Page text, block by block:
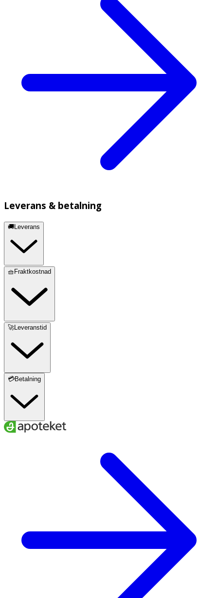
Leverans & betalning
🚚Leverans
🧺Fraktkostnad
🚀Leveranstid
💳Betalning